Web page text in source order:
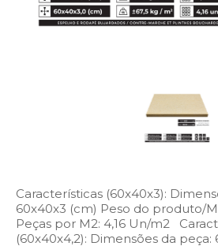
Características (60x40x3):
60x40x3 (cm) Peso do produto/
Peças por M2: 4,16 Un/m2
(60x40x4,2): Dimensões da peça: